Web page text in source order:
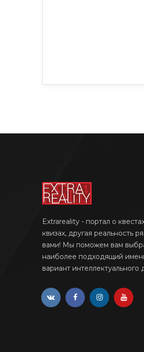
Extrareality - портал о
квизах, другая реальность
вами! Мы поможем вам
наиболее подходящий
вариант интеллектуального